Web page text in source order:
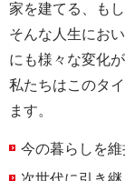
家を建てる、もし
そんな人生にお
にも様々な変化が
私たちはこのタ
ます。
今の暮らしを